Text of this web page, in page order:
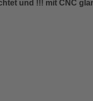
und !!! mit CNC